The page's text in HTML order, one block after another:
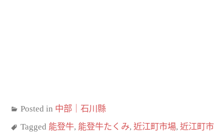
Posted in 中部｜石川縣
Tagged 能登牛, 能登牛たくみ, 近江町市場, 近江町市